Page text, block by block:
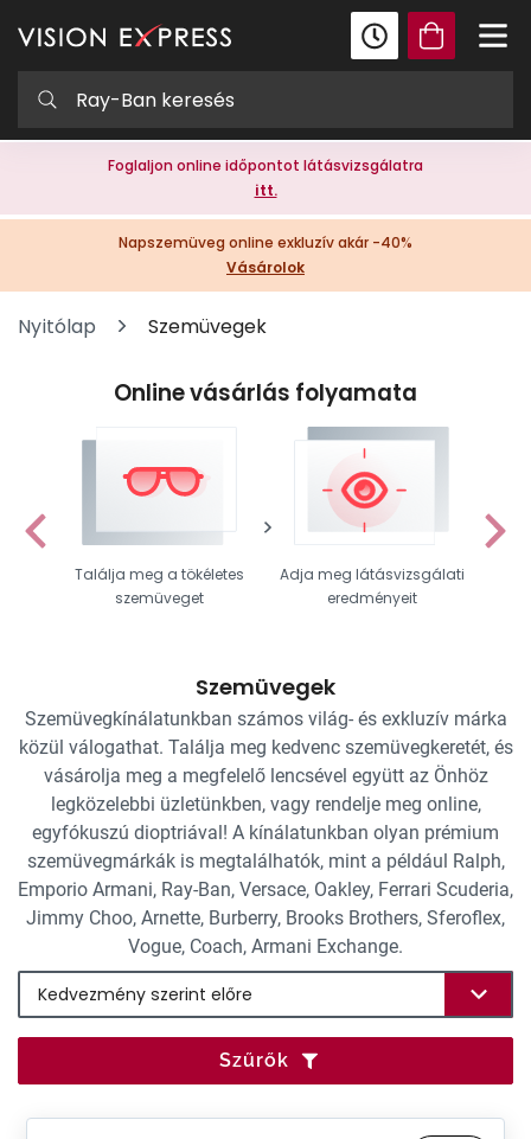
Foglaljon online időpontot látásvizsgálatra
itt.
Napszemüveg online exkluzív akár -40%
Vásárolok
Nyitólap Szemüvegek
Online vásárlás folyamata
Találja meg a tökéletes
szemüveget
Adja meg látásvizsgálati
eredményeit
Szemüvegek
Szemüvegkínálatunkban számos világ- és exkluzív márka
közül válogathat. Találja meg kedvenc szemüvegkeretét, és
vásárolja meg a megfelelő lencsével együtt az Önhöz
legközelebbi üzletünkben, vagy rendelje meg online,
egyfókuszú dioptriával! A kínálatunkban olyan prémium
szemüvegmárkák is megtalálhatók, mint a például Ralph,
Emporio Armani, Ray-Ban, Versace, Oakley, Ferrari Scuderia,
Jimmy Choo, Arnette, Burberry, Brooks Brothers, Sferoflex,
Vogue, Coach, Armani Exchange.
Szűrők